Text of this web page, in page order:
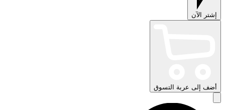
إشتر الآن
أضف إلى عربة التسوق